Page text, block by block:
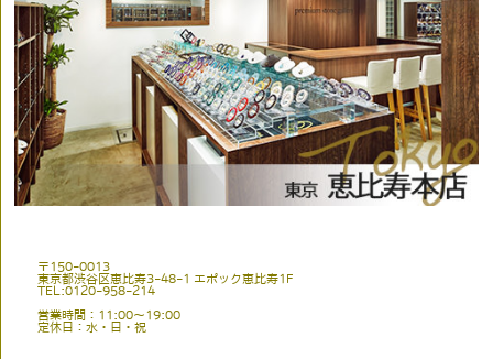
〒150-0013
東京都渋谷区恵比寿3-48-1 エポック恵比寿1F
TEL:0120-958-214
営業時間：11:00〜19:00
定休日：水・日・祝